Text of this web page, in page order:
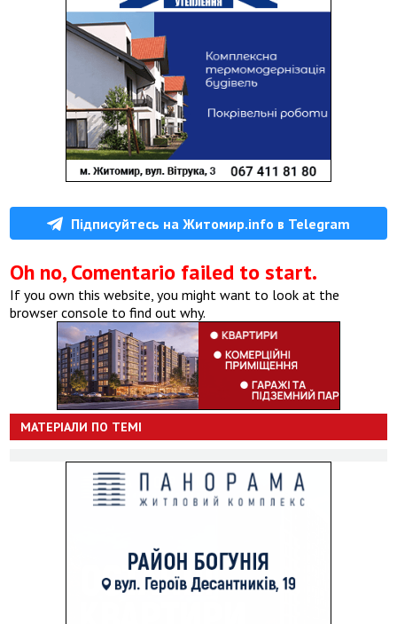
Підписуйтесь на Житомир.info в Telegram
Oh no, Comentario failed to start.
If you own this website, you might want to look at the
browser console to find out why.
МАТЕРІАЛИ ПО ТЕМІ